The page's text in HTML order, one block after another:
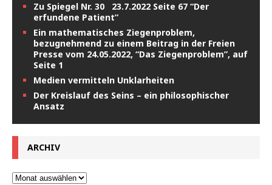
Zu Spiegel Nr. 30 23.7.2022 Seite 67 “Der
erfundene Patient”
Ein mathematisches Ziegenproblem,
bezugnehmend zu einem Beitrag in der Freien
Presse vom 24.05.2022, “Das Ziegenproblem”, auf
Seite 1
Medien vermitteln Unklarheiten
Der Kreislauf des Seins – ein philosophischer
Ansatz
ARCHIV